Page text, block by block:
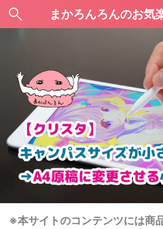
まかろんろんのお気
※本サイトのコンテンツには商